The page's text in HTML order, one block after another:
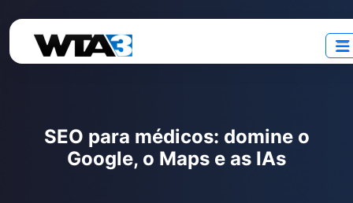
SEO para médicos: domine o
Google, o Maps e as IAs